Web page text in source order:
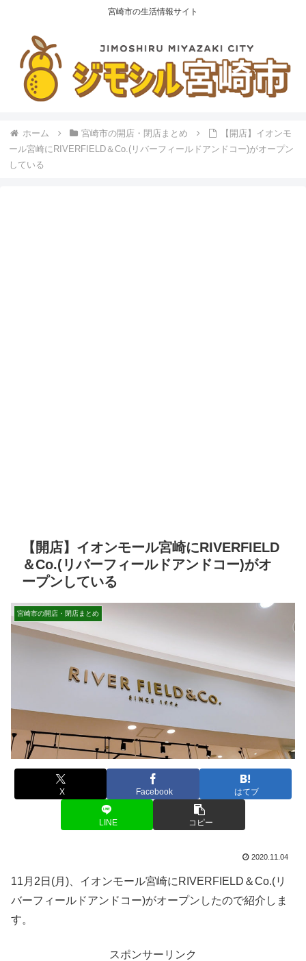
宮崎市の生活情報サイト
ホーム 宮崎市の開店・閉店まとめ
【開店】イオンモ
ール宮崎にRIVERFIELD＆Co.(リバーフィールドアンドコー)がオープン
している
【開店】イオンモール宮崎にRIVERFIELD
＆Co.(リバーフィールドアンドコー)がオ
ープンしている
宮崎市の開店・閉店まとめ
X Facebook はてブ
LINE コピー
2020.11.04
11月2日(月)、イオンモール宮崎にRIVERFIELD＆Co.(リ
バーフィールドアンドコー)がオープンしたので紹介しま
す。
スポンサーリンク